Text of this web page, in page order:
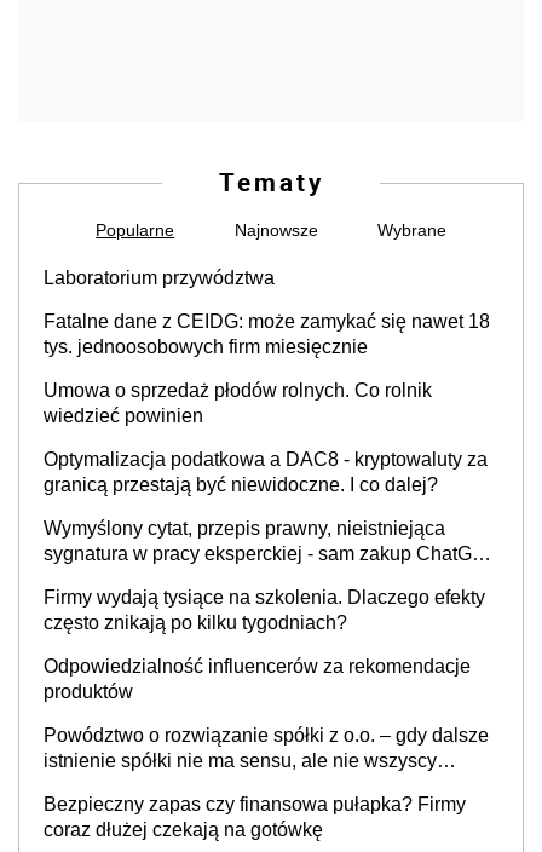
Tematy
Popularne Najnowsze Wybrane
Laboratorium przywództwa
Fatalne dane z CEIDG: może zamykać się nawet 18
tys. jednoosobowych firm miesięcznie
Umowa o sprzedaż płodów rolnych. Co rolnik
wiedzieć powinien
Optymalizacja podatkowa a DAC8 - kryptowaluty za
granicą przestają być niewidoczne. I co dalej?
Wymyślony cytat, przepis prawny, nieistniejąca
sygnatura w pracy eksperckiej - sam zakup ChatGPT
Firmy wydają tysiące na szkolenia. Dlaczego efekty
często znikają po kilku tygodniach?
Odpowiedzialność influencerów za rekomendacje
produktów
Powództwo o rozwiązanie spółki z o.o. – gdy dalsze
istnienie spółki nie ma sensu, ale nie wszyscy
Bezpieczny zapas czy finansowa pułapka? Firmy
coraz dłużej czekają na gotówkę